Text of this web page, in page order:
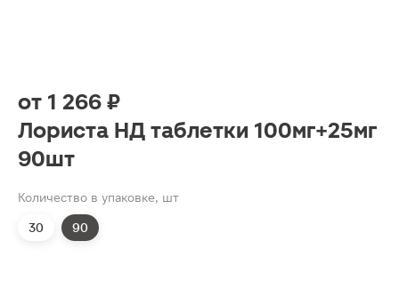
от 1 266 ₽
Лориста НД таблетки 100мг+25мг
90шт
Количество в упаковке, шт
30 90